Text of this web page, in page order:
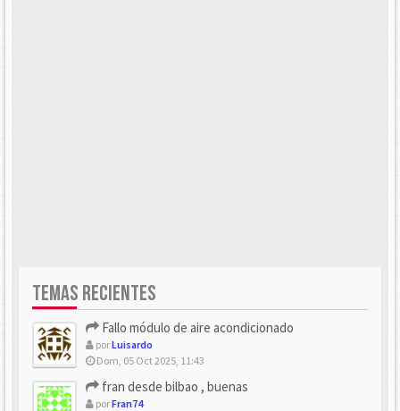
TEMAS RECIENTES
Fallo módulo de aire acondicionado
porLuisardo
Dom, 05 Oct 2025, 11:43
fran desde bilbao , buenas
porFran74